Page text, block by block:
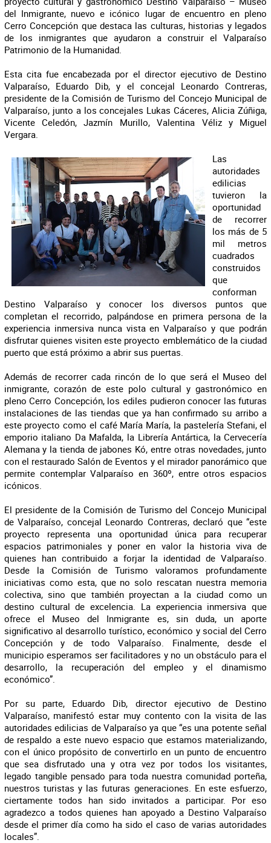
del Inmigrante, nuevo e icónico lugar de encuentro en pleno
Cerro Concepción que destaca las culturas, historias y legados
de los inmigrantes que ayudaron a construir el Valparaíso
Patrimonio de la Humanidad.
Esta cita fue encabezada por el director ejecutivo de Destino
Valparaíso, Eduardo Dib, y el concejal Leonardo Contreras,
presidente de la Comisión de Turismo del Concejo Municipal de
Valparaíso, junto a los concejales Lukas Cáceres, Alicia Zúñiga,
Vicente Celedón, Jazmín Murillo, Valentina Véliz y Miguel
Vergara.
Las
autoridades
edilicias
tuvieron la
oportunidad
de recorrer
los más de 5
mil metros
cuadrados
construidos
que
conforman
Destino Valparaíso y conocer los diversos puntos que
completan el recorrido, palpándose en primera persona de la
experiencia inmersiva nunca vista en Valparaíso y que podrán
disfrutar quienes visiten este proyecto emblemático de la ciudad
puerto que está próximo a abrir sus puertas.
Además de recorrer cada rincón de lo que será el Museo del
inmigrante, corazón de este polo cultural y gastronómico en
pleno Cerro Concepción, los ediles pudieron conocer las futuras
instalaciones de las tiendas que ya han confirmado su arribo a
este proyecto como el café María María, la pastelería Stefani, el
emporio italiano Da Mafalda, la Librería Antártica, la Cervecería
Alemana y la tienda de jabones Kó, entre otras novedades, junto
con el restaurado Salón de Eventos y el mirador panorámico que
permite contemplar Valparaíso en 360º, entre otros espacios
icónicos.
El presidente de la Comisión de Turismo del Concejo Municipal
de Valparaíso, concejal Leonardo Contreras, declaró que “este
proyecto representa una oportunidad única para recuperar
espacios patrimoniales y poner en valor la historia viva de
quienes han contribuido a forjar la identidad de Valparaíso.
Desde la Comisión de Turismo valoramos profundamente
iniciativas como esta, que no solo rescatan nuestra memoria
colectiva, sino que también proyectan a la ciudad como un
destino cultural de excelencia. La experiencia inmersiva que
ofrece el Museo del Inmigrante es, sin duda, un aporte
significativo al desarrollo turístico, económico y social del Cerro
Concepción y de todo Valparaíso. Finalmente, desde el
municipio esperamos ser facilitadores y no un obstáculo para el
desarrollo, la recuperación del empleo y el dinamismo
económico”.
Por su parte, Eduardo Dib, director ejecutivo de Destino
Valparaíso, manifestó estar muy contento con la visita de las
autoridades edilicias de Valparaíso ya que “es una potente señal
de respaldo a este nuevo espacio que estamos materializando,
con el único propósito de convertirlo en un punto de encuentro
que sea disfrutado una y otra vez por todos los visitantes,
legado tangible pensado para toda nuestra comunidad porteña,
nuestros turistas y las futuras generaciones. En este esfuerzo,
ciertamente todos han sido invitados a participar. Por eso
agradezco a todos quienes han apoyado a Destino Valparaíso
desde el primer día como ha sido el caso de varias autoridades
locales”.